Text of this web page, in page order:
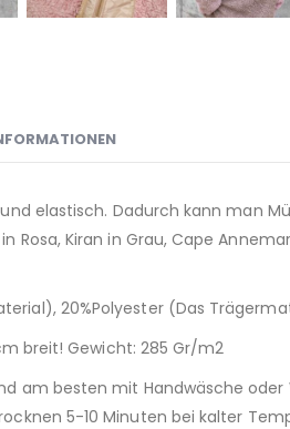
elastisch. Dadurch kann man
Rosa, Kiran in Grau, Cape
20%Polyester (Das
breit! Gewicht: 285 Gr/m2
am besten mit Handwäsche
5-10 Minuten bei kalter